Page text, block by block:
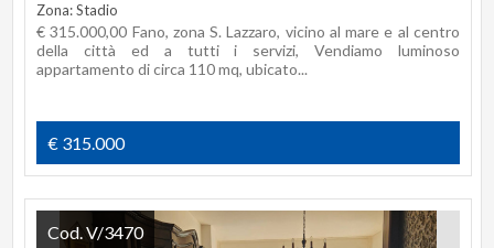
Zona: Stadio
€ 315.000,00 Fano, zona S. Lazzaro, vicino al mare e al centro
della città ed a tutti i servizi, Vendiamo luminoso
appartamento di circa 110 mq, ubicato...
€ 315.000
Cod. V/3470